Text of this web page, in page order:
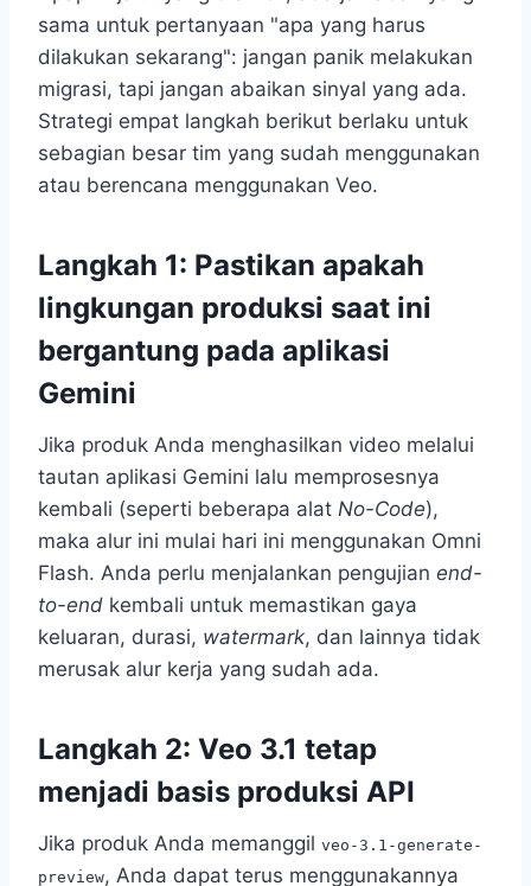
sama untuk pertanyaan "apa yang harus
dilakukan sekarang": jangan panik melakukan
migrasi, tapi jangan abaikan sinyal yang ada.
Strategi empat langkah berikut berlaku untuk
sebagian besar tim yang sudah menggunakan
atau berencana menggunakan Veo.
Langkah 1: Pastikan apakah
lingkungan produksi saat ini
bergantung pada aplikasi
Gemini
Jika produk Anda menghasilkan video melalui
tautan aplikasi Gemini lalu memprosesnya
kembali (seperti beberapa alat No-Code),
maka alur ini mulai hari ini menggunakan Omni
Flash. Anda perlu menjalankan pengujian end-
to-end kembali untuk memastikan gaya
keluaran, durasi, watermark, dan lainnya tidak
merusak alur kerja yang sudah ada.
Langkah 2: Veo 3.1 tetap
menjadi basis produksi API
Jika produk Anda memanggil veo-3.1-generate-
preview, Anda dapat terus menggunakannya